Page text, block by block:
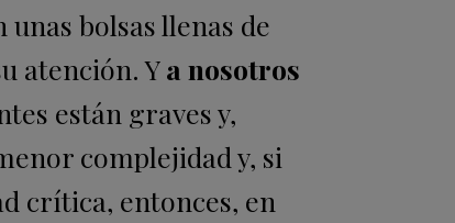
unas bolsas llenas de
atención. Ya nosotros
están graves y,
complejidad y, si
crítica, entonces, en